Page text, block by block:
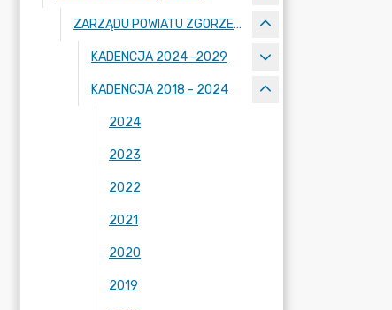
ZARZĄDU POWIATU ZGORZELECKIEGO
KADENCJA 2024 -2029
KADENCJA 2018 - 2024
2024
2023
2022
2021
2020
2019